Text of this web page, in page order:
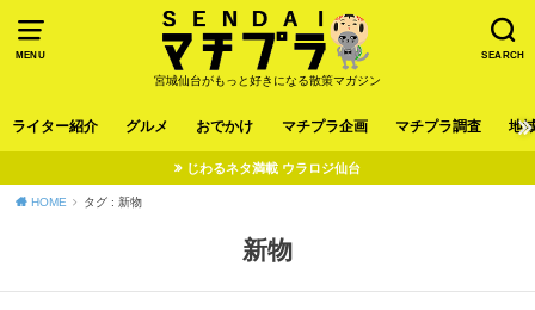
MENU SEARCH
宮城仙台がもっと好きになる散策マガジン
ライター紹介 グルメ おでかけ マチプラ企画 マチプラ調査 地
じわるネタ満載 ウラロジ仙台
HOME タグ : 新物
新物